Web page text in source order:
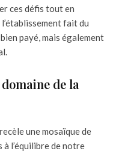
ces défis tout en
fait du
payé, mais également
de la
une mosaïque de
l’équilibre de notre